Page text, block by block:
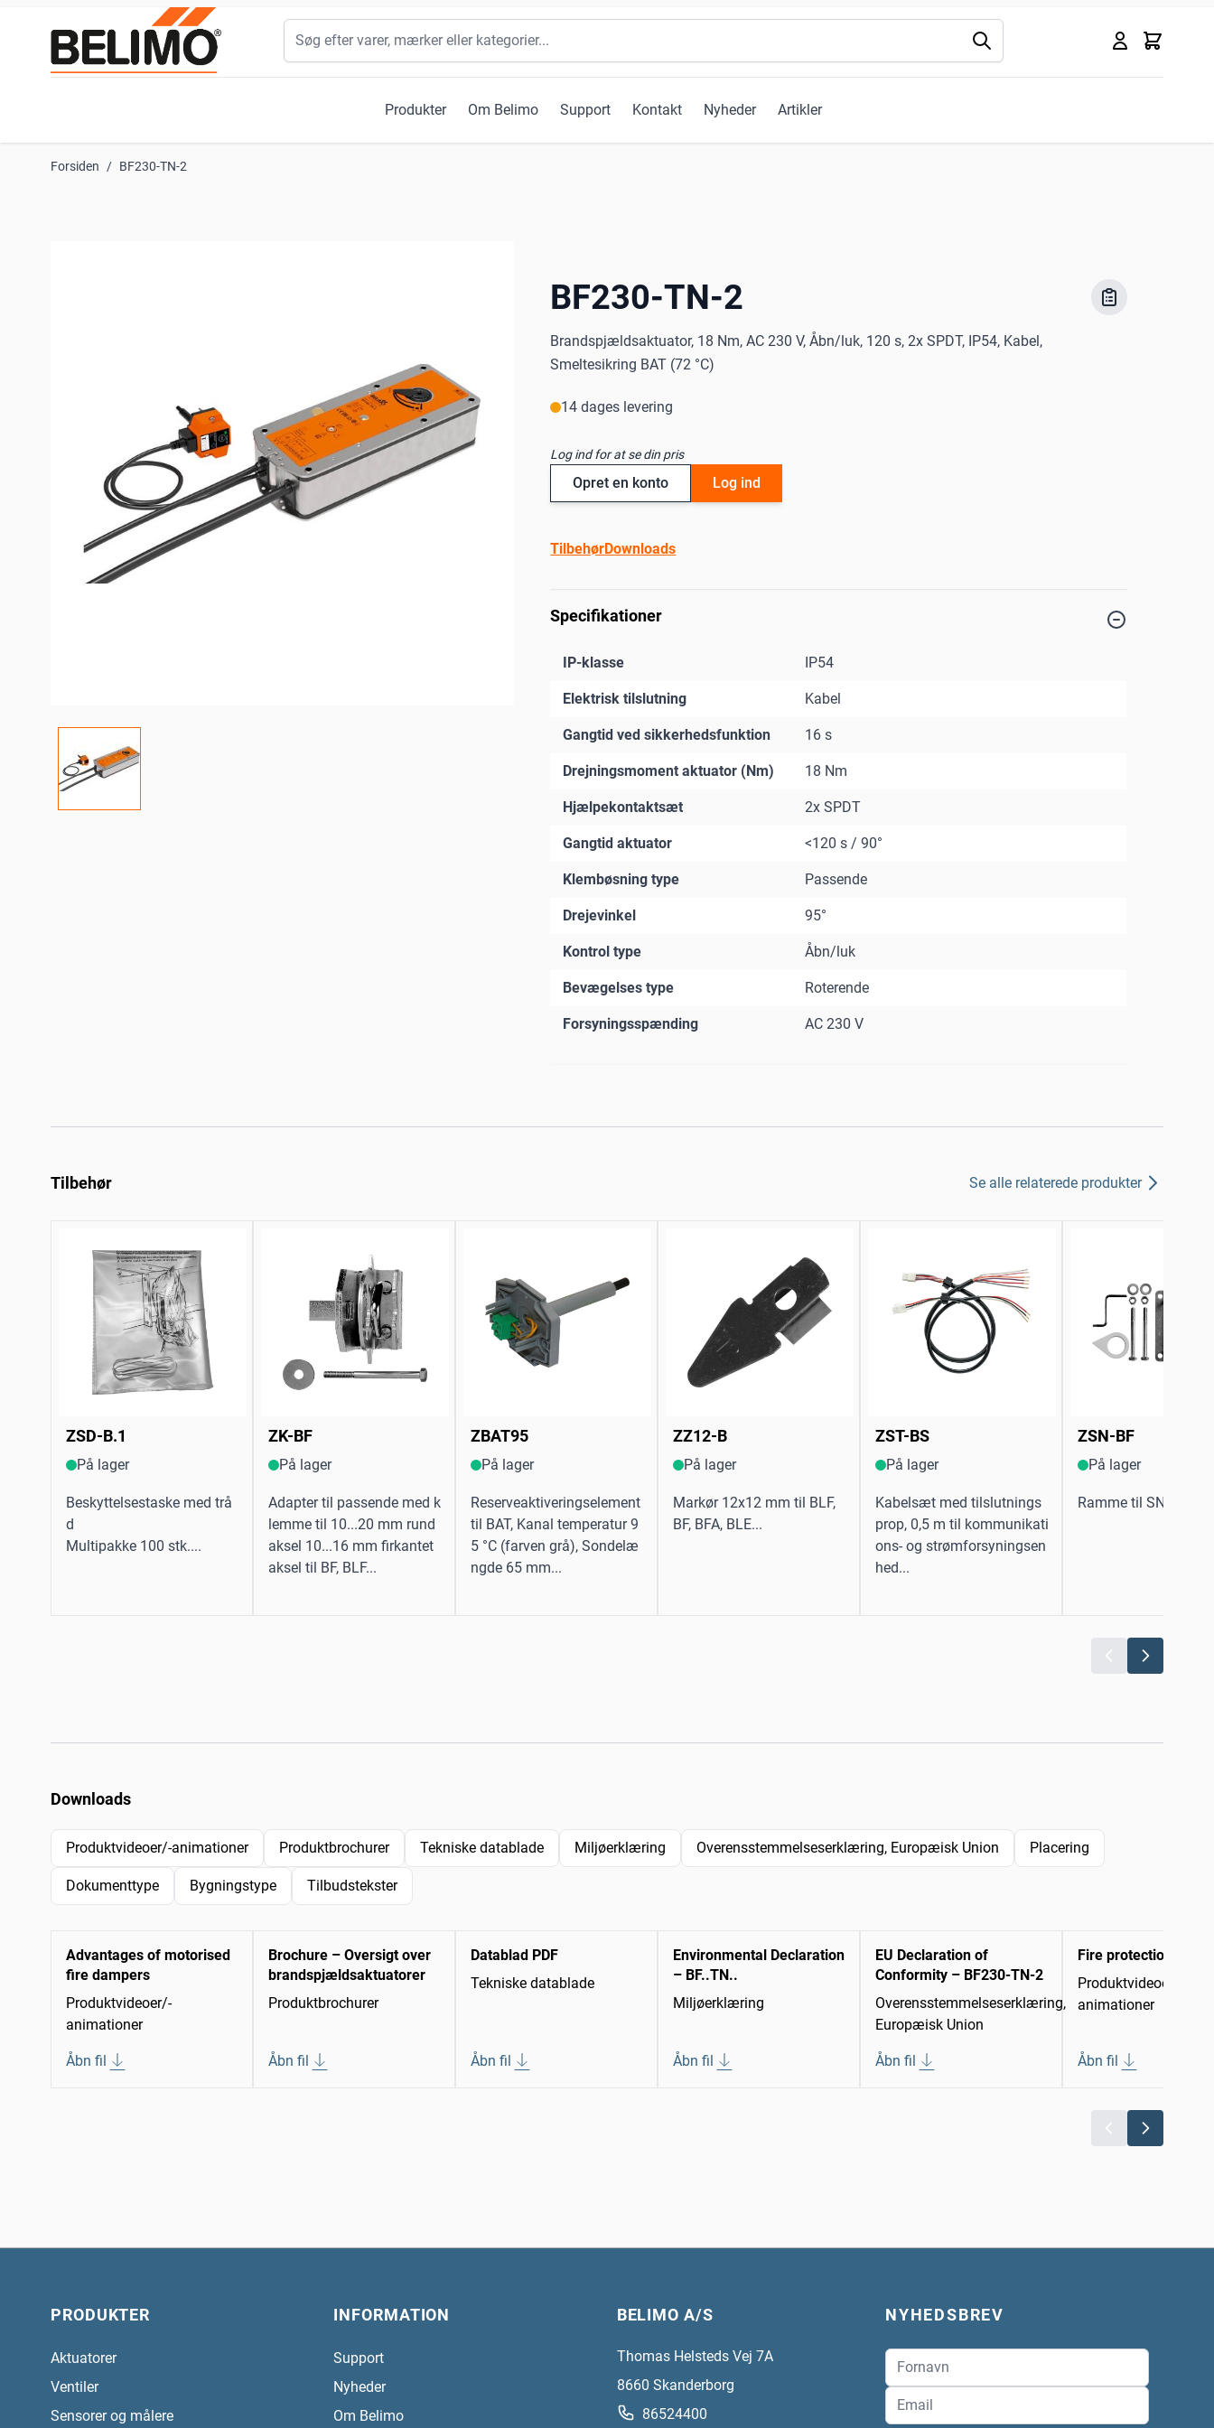
Produkter Om Belimo Support Kontakt Nyheder Artikler
Kurv
Søg
Forsiden / BF230-TN-2
BF230-TN-2
Brandspjældsaktuator, 18 Nm, AC 230 V, Åbn/luk, 120 s, 2x SPDT, IP54, Kabel,
Smeltesikring BAT (72 °C)
14 dages levering
Log ind for at se din pris
Opret en konto Log ind
TilbehørDownloads
Specifikationer
IP-klasse IP54
Elektrisk tilslutning Kabel
Gangtid ved sikkerhedsfunktion 16 s
Drejningsmoment aktuator (Nm) 18 Nm
Hjælpekontaktsæt 2x SPDT
Gangtid aktuator <120 s / 90°
Klembøsning type Passende
Drejevinkel 95°
Kontrol type Åbn/luk
Bevægelses type Roterende
Forsyningsspænding AC 230 V
Tilbehør Se alle relaterede produkter
ZSD-B.1
På lager
Beskyttelsestaske med trå
d
Multipakke 100 stk....
ZK-BF
På lager
Adapter til passende med k
lemme til 10...20 mm rund
aksel 10...16 mm firkantet
aksel til BF, BLF...
ZBAT95
På lager
Reserveaktiveringselement
til BAT, Kanal temperatur 9
5 °C (farven grå), Sondelæ
ngde 65 mm...
ZZ12-B
På lager
Markør 12x12 mm til BLF,
BF, BFA, BLE...
ZST-BS
På lager
Kabelsæt med tilslutnings
prop, 0,5 m til kommunikati
ons- og strømforsyningsen
hed...
ZSN-BF
På lager
Ramme til SN2-C7
Downloads
Produktvideoer/-animationer Produktbrochurer Tekniske datablade Miljøerklæring Overensstemmelseserklæring, Europæisk Union Placering
Dokumenttype Bygningstype Tilbudstekster
Advantages of motorised
fire dampers
Produktvideoer/-
animationer
Åbn fil
Brochure – Oversigt over
brandspjældsaktuatorer
Produktbrochurer
Åbn fil
Datablad PDF
Tekniske datablade
Åbn fil
Environmental Declaration
– BF..TN..
Miljøerklæring
Åbn fil
EU Declaration of
Conformity – BF230-TN-2
Overensstemmelseserklæring,
Europæisk Union
Åbn fil
Fire protection
Produktvideoer/-
animationer
Åbn fil
PRODUKTER
Aktuatorer
Ventiler
Sensorer og målere
INFORMATION
Support
Nyheder
Om Belimo
BELIMO A/S
Thomas Helsteds Vej 7A
8660 Skanderborg
86524400
NYHEDSBREV